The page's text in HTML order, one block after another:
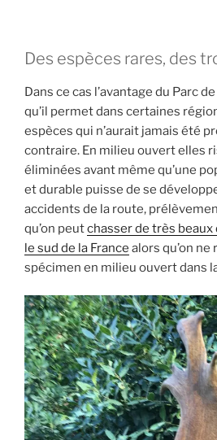
Des espèces rares, des
Dans ce cas l’avantage du Parc
qu’il permet dans certaines
espèces qui n’aurait jamais été
contraire. En milieu ouvert elles
éliminées avant même qu’une
et durable puisse de se
accidents de la route,
qu’on peutchasser de très
le sud de la France alors qu’on
spécimen en milieu ouvert dans